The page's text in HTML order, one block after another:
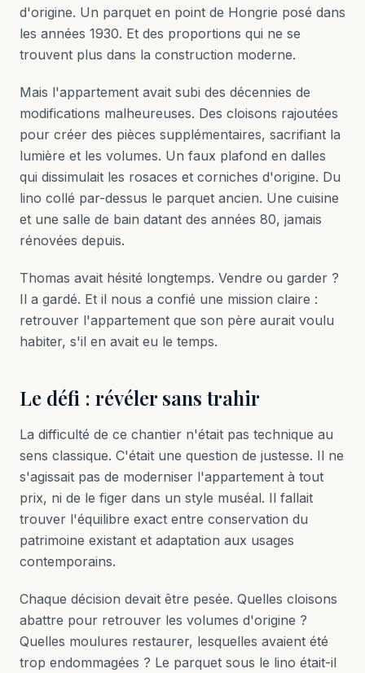
d'origine. Un parquet en point de Hongrie posé dans
les années 1930. Et des proportions qui ne se
trouvent plus dans la construction moderne.
Mais l'appartement avait subi des décennies de
modifications malheureuses. Des cloisons rajoutées
pour créer des pièces supplémentaires, sacrifiant la
lumière et les volumes. Un faux plafond en dalles
qui dissimulait les rosaces et corniches d'origine. Du
lino collé par-dessus le parquet ancien. Une cuisine
et une salle de bain datant des années 80, jamais
rénovées depuis.
Thomas avait hésité longtemps. Vendre ou garder ?
Il a gardé. Et il nous a confié une mission claire :
retrouver l'appartement que son père aurait voulu
habiter, s'il en avait eu le temps.
Le défi : révéler sans trahir
La difficulté de ce chantier n'était pas technique au
sens classique. C'était une question de justesse. Il ne
s'agissait pas de moderniser l'appartement à tout
prix, ni de le figer dans un style muséal. Il fallait
trouver l'équilibre exact entre conservation du
patrimoine existant et adaptation aux usages
contemporains.
Chaque décision devait être pesée. Quelles cloisons
abattre pour retrouver les volumes d'origine ?
Quelles moulures restaurer, lesquelles avaient été
trop endommagées ? Le parquet sous le lino était-il